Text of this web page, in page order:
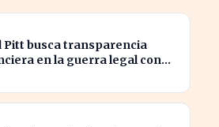
Pitt busca transparencia
en la guerra legal con